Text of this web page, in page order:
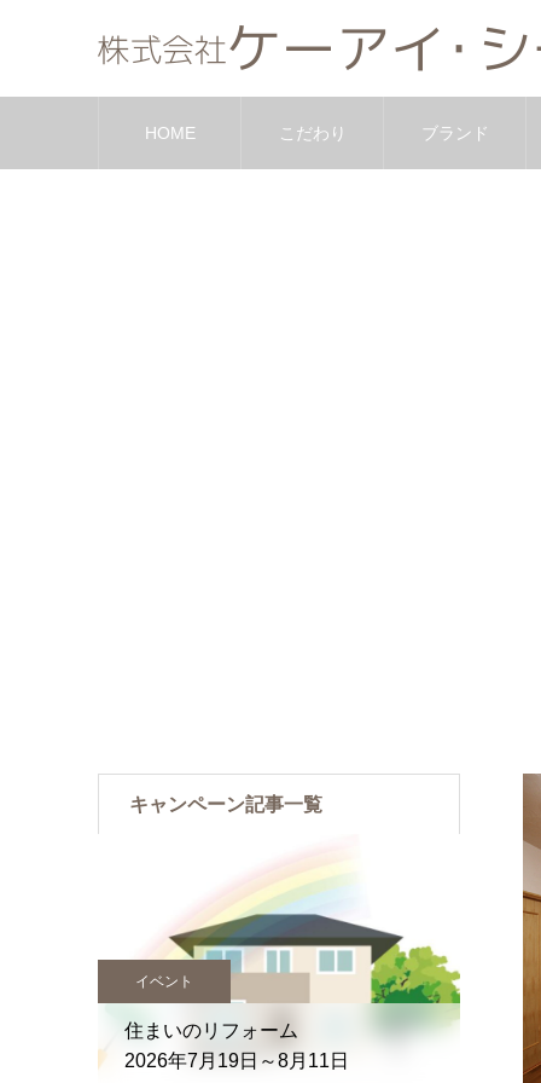
HOME こだわり ブランド
キャンペーン記事一覧
イベント
住まいのリフォーム
2026年7月19日～8月11日
無料
【予